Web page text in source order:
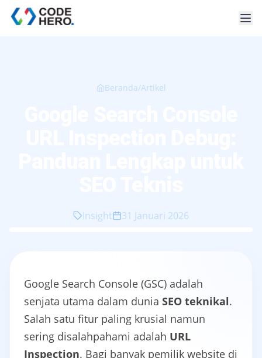
Beranda/Artikel
Insight 31 Januari 2026
Google Search Console (GSC) adalah
senjata utama dalam dunia SEO teknikal.
Salah satu fitur paling krusial namun
sering disalahpahami adalah URL
Inspection. Bagi banyak pemilik website di